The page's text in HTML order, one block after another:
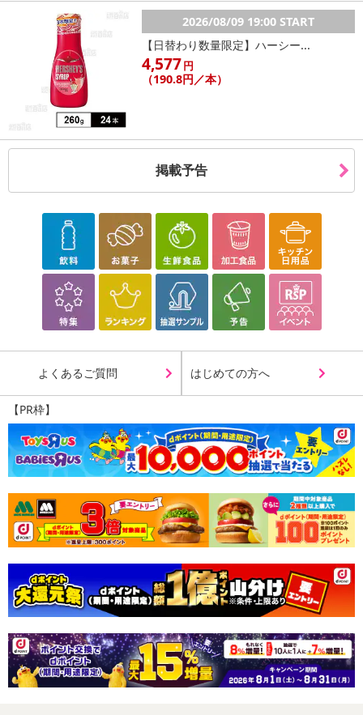
2026/08/09 19:00 START
【日替わり数量限定】ハーシー...
4,577円
（190.8円／本）
掲載予告
よくあるご質問 はじめての方へ
【PR枠】